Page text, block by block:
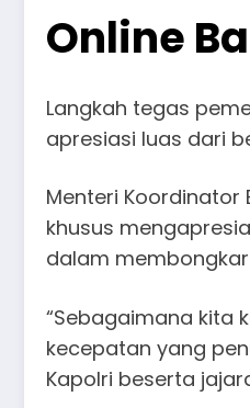
Online
Langkah tegas
apresiasi luas dari
Menteri Koordinator
khusus
dalam
“Sebagaimana kita
kecepatan yang
Kapolri beserta